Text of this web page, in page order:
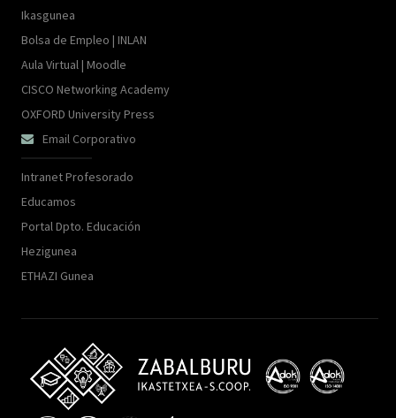
Ikasgunea
Bolsa de Empleo | INLAN
Aula Virtual | Moodle
CISCO Networking Academy
OXFORD University Press
 Email Corporativo
Intranet Profesorado
Educamos
Portal Dpto. Educación
Hezigunea
ETHAZI Gunea